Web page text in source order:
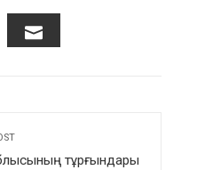
LINKEDIN
тұрғындары